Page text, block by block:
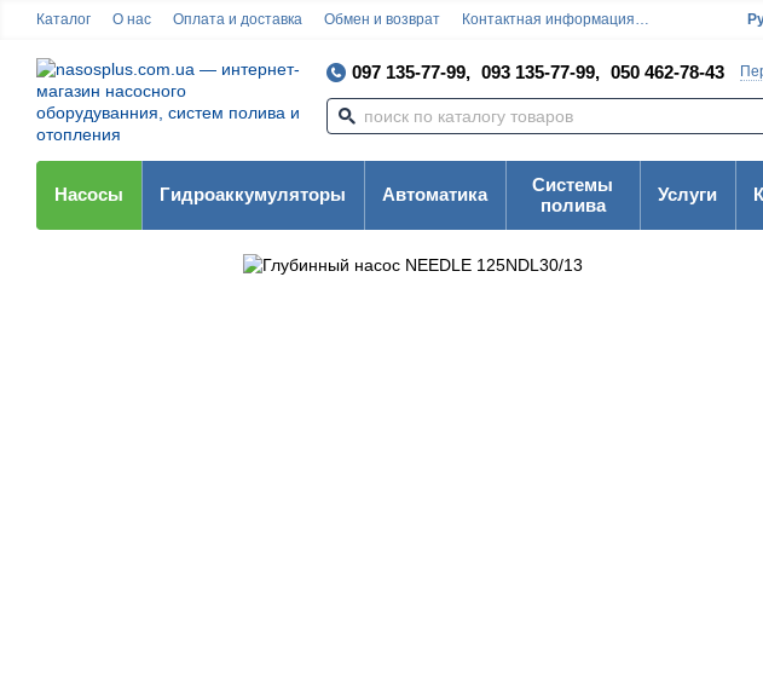
Каталог О нас Оплата и доставка Обмен и возврат Контактная информация
097 135-77-99, 093 135-77-99, 050 462-78-43
Насосы Гидроаккумуляторы Автоматика
Системы
полива
Услуги